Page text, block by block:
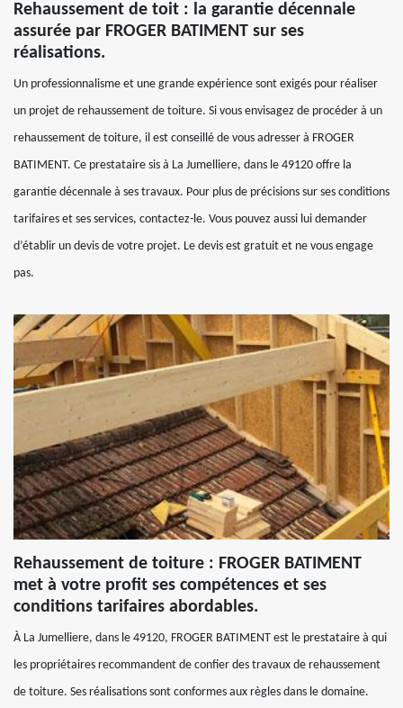
Rehaussement de toit : la garantie décennale
assurée par FROGER BATIMENT sur ses
réalisations.
Un professionnalisme et une grande expérience sont exigés pour réaliser
un projet de rehaussement de toiture. Si vous envisagez de procéder à un
rehaussement de toiture, il est conseillé de vous adresser à FROGER
BATIMENT. Ce prestataire sis à La Jumelliere, dans le 49120 offre la
garantie décennale à ses travaux. Pour plus de précisions sur ses conditions
tarifaires et ses services, contactez-le. Vous pouvez aussi lui demander
d’établir un devis de votre projet. Le devis est gratuit et ne vous engage
pas.
Rehaussement de toiture : FROGER BATIMENT
met à votre profit ses compétences et ses
conditions tarifaires abordables.
À La Jumelliere, dans le 49120, FROGER BATIMENT est le prestataire à qui
les propriétaires recommandent de confier des travaux de rehaussement
de toiture. Ses réalisations sont conformes aux règles dans le domaine.